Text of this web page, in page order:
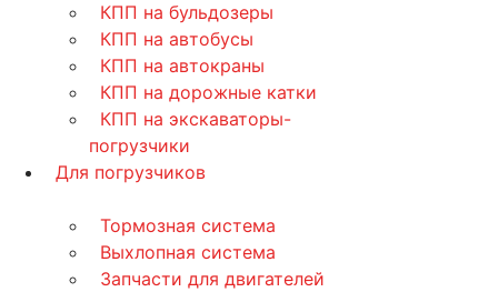
КПП на бульдозеры
КПП на автобусы
КПП на автокраны
КПП на дорожные катки
КПП на экскаваторы-
погрузчики
Для погрузчиков
Тормозная система
Выхлопная система
Запчасти для двигателей